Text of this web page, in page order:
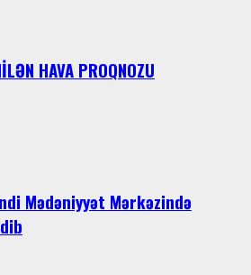
HAVA PROQNOZU
Mədəniyyət Mərkəzində